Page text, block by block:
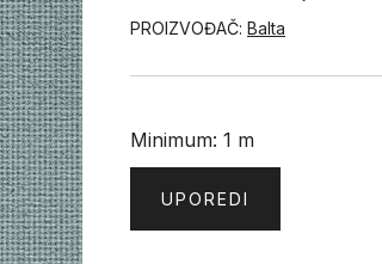
PROIZVOĐAČ: Balta
Minimum: 1 m
UPOREDI